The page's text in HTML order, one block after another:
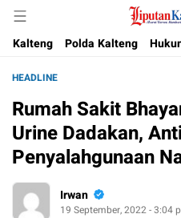
Liputan
Akurat,
Kalteng
Polda Kalteng
HEADLINE
Rumah Sakit
Urine Dadakan,
Penyalahgunaan
Irwan
19 September, 2022 - 3:04